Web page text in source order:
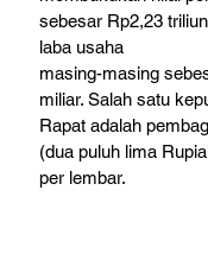
sebesar Rp2,23
laba usaha
masing-masing
miliar. Salah satu
Rapat adalah
(dua puluh lima
per lembar.